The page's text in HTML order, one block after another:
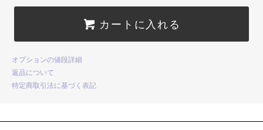
カートに入れる
オプションの値段詳細
返品について
特定商取引法に基づく表記